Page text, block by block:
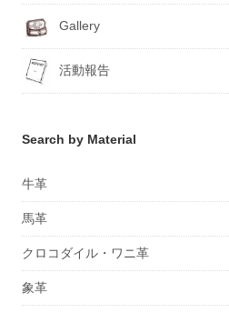
Gallery
活動報告
Search by Material
牛革
馬革
クロコダイル・ワニ革
象革